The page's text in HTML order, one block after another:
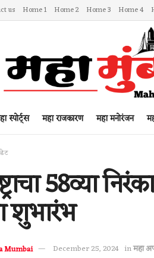
us Home 1 Home 2 Home 3 Home 4
स्पोर्ट्स महा राजकारण महा मनोरंजन
58व्या
शुभारंभ
Mumbai December 25, 2024 inमहा